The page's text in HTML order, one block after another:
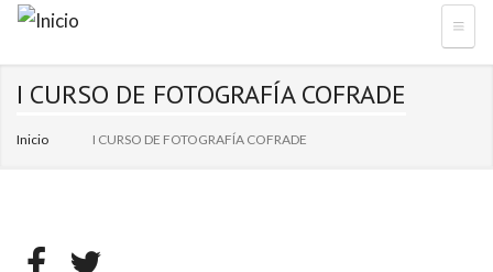
I CURSO DE FOTOGRAFÍA COFRADE
Inicio I CURSO DE FOTOGRAFÍA COFRADE